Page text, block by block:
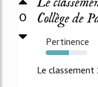
0
Collège de
Pertinence
56%
Le